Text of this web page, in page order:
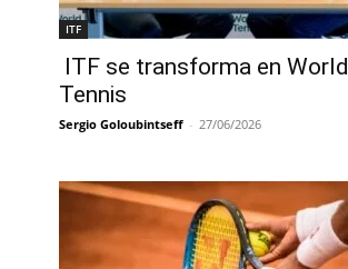
ITF
ITF se transforma en World
Tennis
Sergio Goloubintseff - 27/06/2026